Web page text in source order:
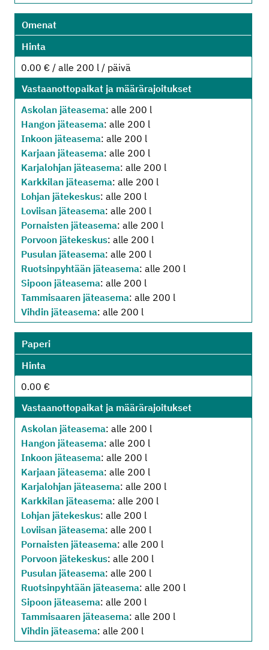
Omenat
Hinta
0.00 € / alle 200 l / päivä
Vastaanottopaikat ja määrärajoitukset
Askolan jäteasema: alle 200 l
Hangon jäteasema: alle 200 l
Inkoon jäteasema: alle 200 l
Karjaan jäteasema: alle 200 l
Karjalohjan jäteasema: alle 200 l
Karkkilan jäteasema: alle 200 l
Lohjan jätekeskus: alle 200 l
Loviisan jäteasema: alle 200 l
Pornaisten jäteasema: alle 200 l
Porvoon jätekeskus: alle 200 l
Pusulan jäteasema: alle 200 l
Ruotsinpyhtään jäteasema: alle 200 l
Sipoon jäteasema: alle 200 l
Tammisaaren jäteasema: alle 200 l
Vihdin jäteasema: alle 200 l
Paperi
Hinta
0.00 €
Vastaanottopaikat ja määrärajoitukset
Askolan jäteasema: alle 200 l
Hangon jäteasema: alle 200 l
Inkoon jäteasema: alle 200 l
Karjaan jäteasema: alle 200 l
Karjalohjan jäteasema: alle 200 l
Karkkilan jäteasema: alle 200 l
Lohjan jätekeskus: alle 200 l
Loviisan jäteasema: alle 200 l
Pornaisten jäteasema: alle 200 l
Porvoon jätekeskus: alle 200 l
Pusulan jäteasema: alle 200 l
Ruotsinpyhtään jäteasema: alle 200 l
Sipoon jäteasema: alle 200 l
Tammisaaren jäteasema: alle 200 l
Vihdin jäteasema: alle 200 l